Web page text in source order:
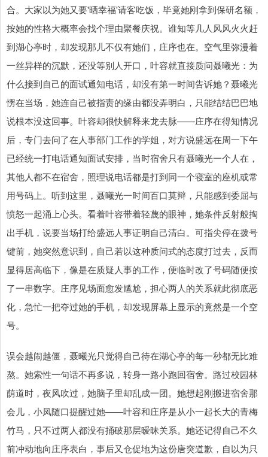
合。大家以为她又要'晒幸福'请客吃饭，毕竟她刚拿到保研名额，
按她的性格大概率会找个理由聚餐庆祝。谁知等几人风风火火赶
到湖心亭时，却发现那儿不仅有她们，庄序也在。空气里弥漫着
一丝异样的沉默，还没等别人开口，叶容就直接质问聂曦光：为
什么接到自己的面试通知电话，却没有第一时间告诉她？聂曦光
愣在当场，她连自己被指责的缘由都没弄明白，只能结结巴巴地
说根本没这回事。叶容却很快解释来龙去脉——庄序在得知情况
后，专门去问了在人事部门工作的学姐，对方说盛远在周一下午
已经统一打电话通知面试安排，当时宿舍只有聂曦光一个人在，
其他人都不在宿舍，照理说电话都是打到同一个寝室的座机或常
用号码上。听到这里，聂曦光一时间百口莫辩，只能感到委屈与
愤怒一起涌上心头。看着叶容带着轻蔑的眼神，她条件反射般掏
出手机，说要当场打给盛远人事证明自己清白。可指尖停在拨号
键前，她突然意识到，自己若以这种质问式的态度打过去，反而
显得居高临下，像是在质疑人事的工作，便临时改了号码随便按
了一串数字。庄序见场面愈发尴尬，担心两人的关系就此彻底恶
化，急忙一把夺过她的手机，却发现屏幕上显示的竟然是一个空
号。
误会越闹越僵，聂曦光只觉得自己待在湖心亭的每一秒都无比难
熬。她索性一句话不再多说，转身一路小跑回宿舍。路过校园林
荫道时，夜风吹过，她脑子里却乱成一团。她想起刚搬进宿舍那
会儿，小凤随口提醒过她——叶容和庄序是从小一起长大的青梅
竹马，只不过两人都没有捅破那层暧昧关系。她还记得自己不久
前冲动地向庄序表白，事后又仓促地为这份唐突道歉，自以为只